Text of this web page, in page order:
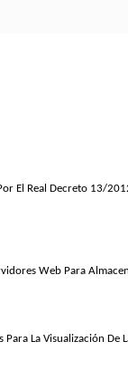
El Real Decreto 13/
Web Para
La Visualización De